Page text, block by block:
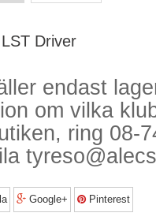
Driver
endast
om vilka
ring 08-
Google+ Pinterest